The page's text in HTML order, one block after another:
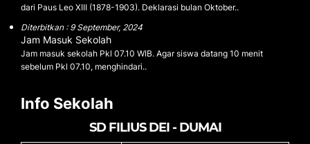
dari Paus Leo XIII (1878-1903). Deklarasi bulan Oktober..
Diterbitkan : 9 September, 2024
Jam Masuk Sekolah
Jam masuk sekolah Pkl 07.10 WIB. Agar siswa datang 10 menit
sebelum Pkl 07.10, menghindari..
Info Sekolah
SD FILIUS DEI - DUMAI